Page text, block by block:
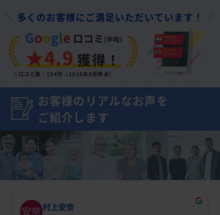
多くのお客様にご満足いただいています！
★4.9獲得！
※口コミ数：134件（2026年8月時点）
お客様のリアルなお声を
ご紹介します
村上安奈